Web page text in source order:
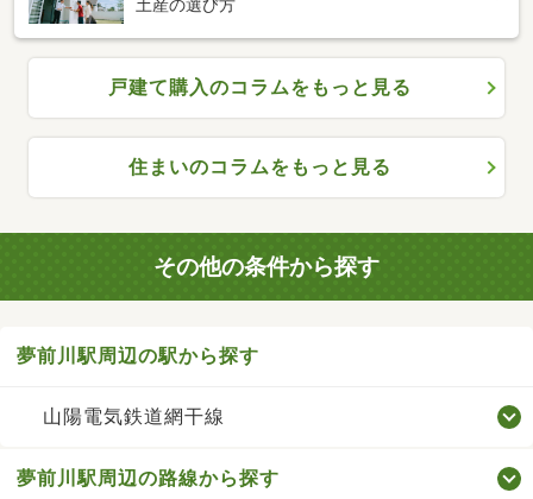
土産の選び方
戸建て購入のコラムをもっと見る
住まいのコラムをもっと見る
その他の条件から探す
夢前川駅周辺の駅から探す
山陽電気鉄道網干線
夢前川駅周辺の路線から探す